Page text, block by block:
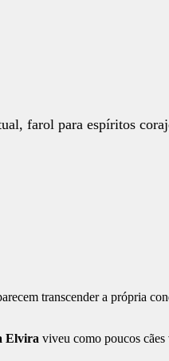
farol para espíritos
transcender a própria
Elvira viveu como poucos